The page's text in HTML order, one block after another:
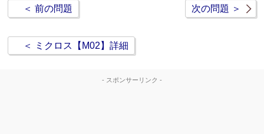
＜ 前の問題 次の問題 ＞
＜ ミクロス【M02】詳細
- スポンサーリンク -